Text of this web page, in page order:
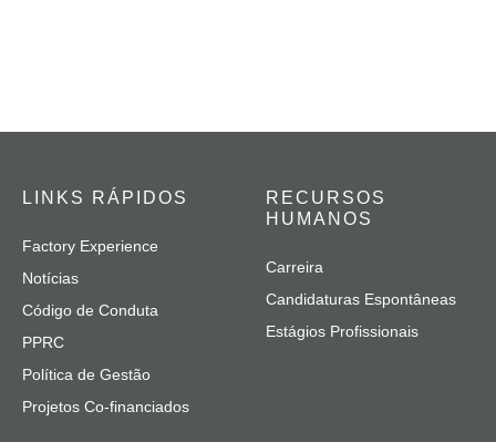
LINKS RÁPIDOS
Factory Experience
Notícias
Código de Conduta
PPRC
Política de Gestão
Projetos Co-financiados
RECURSOS
HUMANOS
Carreira
Candidaturas Espontâneas
Estágios Profissionais